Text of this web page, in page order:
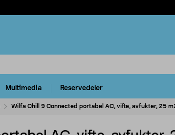
Multimedia Reservedeler
Wilfa Chill 9 Connected portabel AC, vifte, avfukter, 25